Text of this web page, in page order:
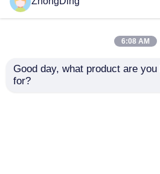
6:08 AM
Good day, what product are you
for?